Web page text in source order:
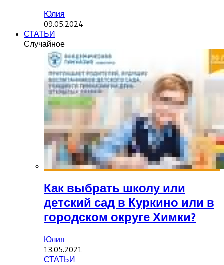
Юлия
09.05.2024
СТАТЬИ
Случайное
Как выбрать школу или
детский сад в Куркино или в
городском округе Химки?
Юлия
13.05.2021
СТАТЬИ